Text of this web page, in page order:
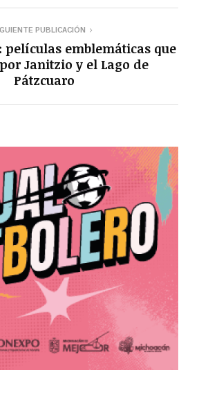
PUBLICACIÓN
películas emblemáticas que
Janitzio y el Lago de
Pátzcuaro